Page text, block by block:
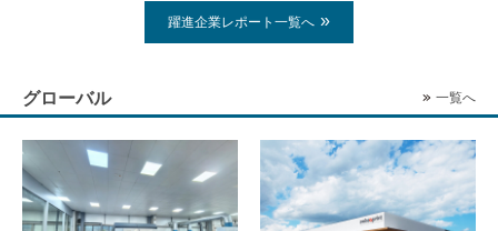
躍進企業レポート一覧へ
グローバル 一覧へ